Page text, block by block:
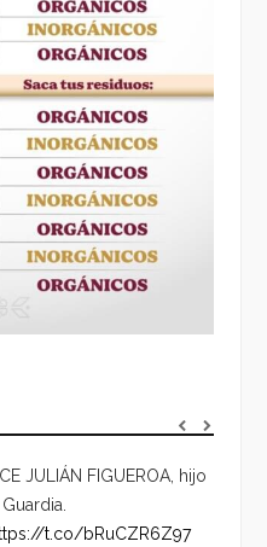
JULIÁN FIGUEROA, hijo
t.co/bRuCZR6Z97